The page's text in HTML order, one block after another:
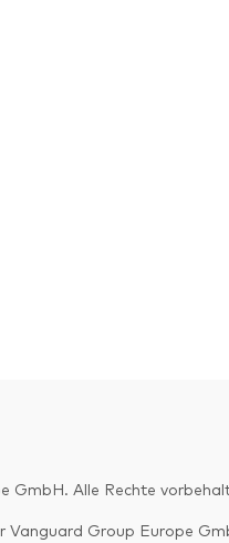
GmbH. Alle Rechte
Vanguard Group Europe